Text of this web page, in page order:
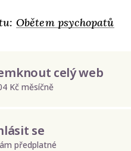
Obětem psychopatů
celý web
Kč měsíčně
se
předplatné